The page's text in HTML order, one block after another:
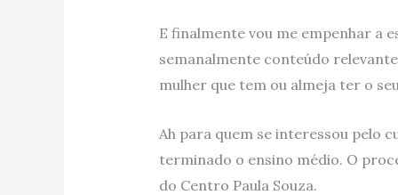
E finalmente vou me empenhar a
semanalmente conteúdo
mulher que tem ou almeja ter o
Ah para quem se interessou pelo
terminado o ensino médio. O
do Centro Paula Souza.